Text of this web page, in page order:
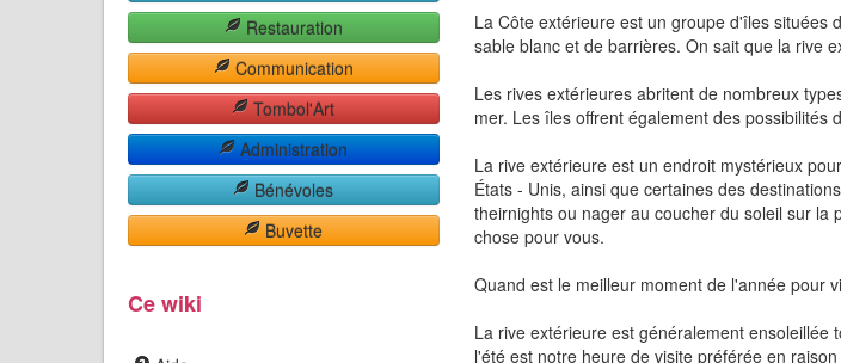
Restauration
Communication
Tombol'Art
Administration
Bénévoles
Buvette
Ce wiki
La Côte extérieure est un groupe d'îles situées
sable blanc et de barrières. On sait que la rive
Les rives extérieures abritent de nombreux
mer. Les îles offrent également des
La rive extérieure est un endroit mystérieux
États - Unis, ainsi que certaines des
theirnights ou nager au coucher du soleil sur
chose pour vous.
Quand est le meilleur moment de l'année pour
La rive extérieure est généralement
l'été est notre heure de visite préférée en